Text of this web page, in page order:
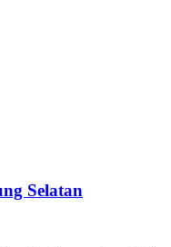
Selatan